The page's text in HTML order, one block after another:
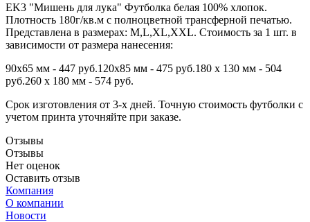
EK3 "Мишень для лука" Футболка белая 100% хлопок.
Плотность 180г/кв.м с полноцветной трансферной печатью.
Представлена в размерах: M,L,XL,XXL. Стоимость за 1 шт. в
зависимости от размера нанесения:
90х65 мм - 447 руб.120х85 мм - 475 руб.180 х 130 мм - 504
руб.260 х 180 мм - 574 руб.
Срок изготовления от 3-х дней. Точную стоимость футболки с
учетом принта уточняйте при заказе.
Отзывы
Отзывы
Нет оценок
Оставить отзыв
Компания
О компании
Новости